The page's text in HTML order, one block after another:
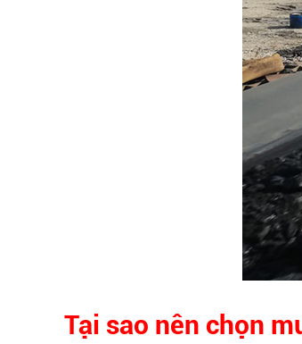
Tại sao nên chọn